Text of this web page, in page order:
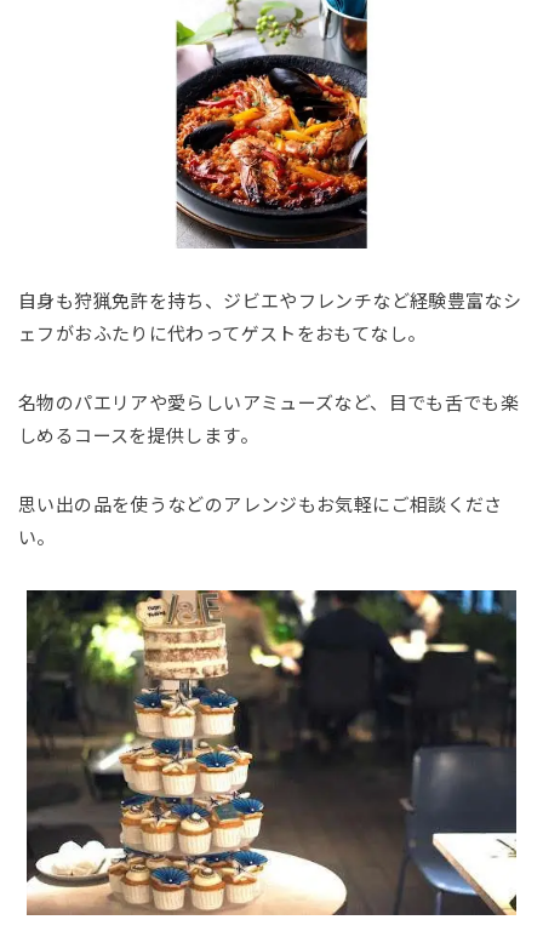
自身も狩猟免許を持ち、ジビエやフレンチなど経験豊富なシ
ェフがおふたりに代わってゲストをおもてなし。
名物のパエリアや愛らしいアミューズなど、目でも舌でも楽
しめるコースを提供します。
思い出の品を使うなどのアレンジもお気軽にご相談くださ
い。